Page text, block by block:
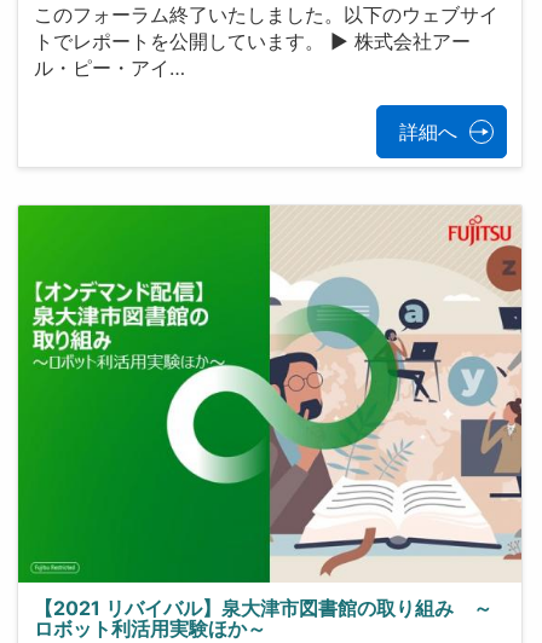
このフォーラム終了いたしました。以下のウェブサイ
トでレポートを公開しています。 ▶ 株式会社アー
ル・ピー・アイ…
詳細へ
【2021 リバイバル】泉大津市図書館の取り組み ～
ロボット利活用実験ほか～